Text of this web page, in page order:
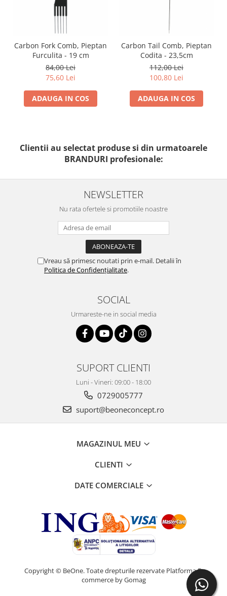
Carbon Fork Comb, Pieptan
Furculita - 19 cm
84,00 Lei
75,60 Lei
ADAUGA IN COS
Carbon Tail Comb, Pieptan
Codita - 23,5cm
112,00 Lei
100,80 Lei
ADAUGA IN COS
Clientii au selectat produse si din urmatoarele
BRANDURI profesionale:
NEWSLETTER
Nu rata ofertele si promotiile noastre
Vreau să primesc noutati prin e-mail. Detalii în
Politica de Confidențialitate.
SOCIAL
Urmareste-ne in social media
SUPORT CLIENTI
Luni - Vineri: 09:00 - 18:00
0729005777
suport@beoneconcept.ro
MAGAZINUL MEU
CLIENTI
DATE COMERCIALE
Copyright © BeOne. Toate drepturile rezervate Platforma E-
commerce by Gomag